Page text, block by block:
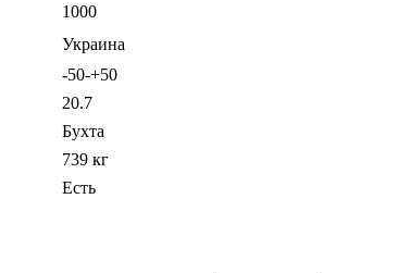
1000
Украина
-50-+50
20.7
Бухта
739 кг
Есть